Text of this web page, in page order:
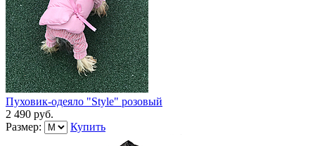
Пуховик-одеяло "Style" розовый
2 490 руб.
Размер:
Купить